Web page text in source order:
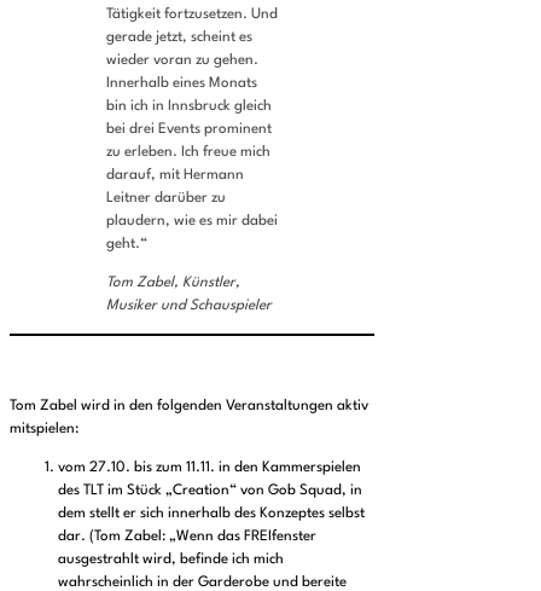
Tätigkeit fortzusetzen. Und
gerade jetzt, scheint es
wieder voran zu gehen.
Innerhalb eines Monats
bin ich in Innsbruck gleich
bei drei Events prominent
zu erleben. Ich freue mich
darauf, mit Hermann
Leitner darüber zu
plaudern, wie es mir dabei
geht.“
Tom Zabel, Künstler,
Musiker und Schauspieler
Tom Zabel wird in den folgenden Veranstaltungen aktiv
mitspielen:
vom 27.10. bis zum 11.11. in den Kammerspielen
des TLT im Stück „Creation“ von Gob Squad, in
dem stellt er sich innerhalb des Konzeptes selbst
dar. (Tom Zabel: „Wenn das FREIfenster
ausgestrahlt wird, befinde ich mich
wahrscheinlich in der Garderobe und bereite